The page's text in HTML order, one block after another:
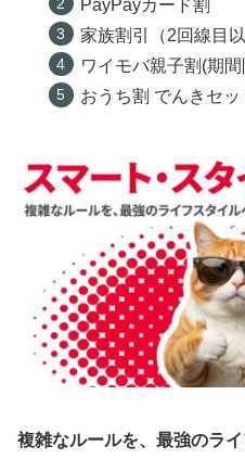
PayPayカード割
家族割引（2回線目以
ワイモバ親子割(期
おうち割 でんきセッ
複雑なルールを、最強のライ